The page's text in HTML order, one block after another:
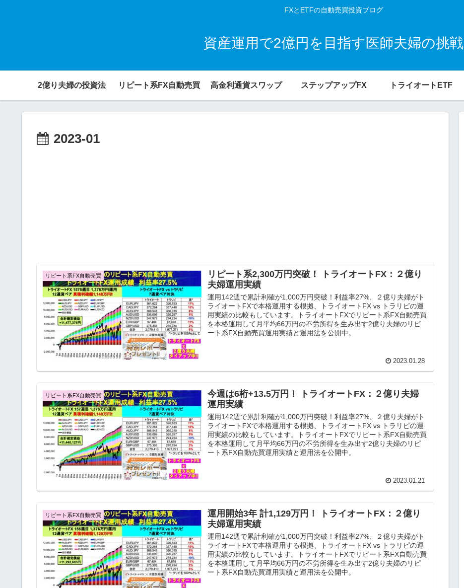
FXとETFの自動売買投資ブログ
資産運用で2億円を目指す医師夫婦の挑戦
2億り夫婦の投資法 リピート系FX自動売買 高金利通貨スワップ ステップアップFX トライオートETF
2023-01
リピート系FX自動売買
リピート系2,300万円突破！ トライオートFX：２億り
夫婦運用実績
運用142週で累計利確が1,000万円突破！利益率27%、２億り夫婦がト
ライオートFXで本格運用する根拠、トライオートFX vs トラリピの運
用実績の比較もしています。トライオートFXでリピート系FX自動売買
を本格運用して月平均66万円の不労所得を生み出す2億り夫婦のリピ
ート系FX自動売買運用実績と運用法を公開中。
2023.01.28
リピート系FX自動売買
今週は6桁+13.5万円！ トライオートFX：２億り夫婦
運用実績
運用142週で累計利確が1,000万円突破！利益率27%、２億り夫婦がト
ライオートFXで本格運用する根拠、トライオートFX vs トラリピの運
用実績の比較もしています。トライオートFXでリピート系FX自動売買
を本格運用して月平均66万円の不労所得を生み出す2億り夫婦のリピ
ート系FX自動売買運用実績と運用法を公開中。
2023.01.21
リピート系FX自動売買
運用開始3年 計1,129万円！ トライオートFX：２億り
夫婦運用実績
運用142週で累計利確が1,000万円突破！利益率27%、２億り夫婦がト
ライオートFXで本格運用する根拠、トライオートFX vs トラリピの運
用実績の比較もしています。トライオートFXでリピート系FX自動売買
を本格運用して月平均66万円の不労所得を生み出す2億り夫婦のリピ
ート系FX自動売買運用実績と運用法を公開中。